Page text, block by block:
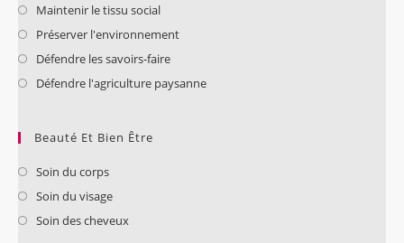
Maintenir le tissu social
Préserver l'environnement
Défendre les savoirs-faire
Défendre l'agriculture paysanne
Beauté Et Bien Être
Soin du corps
Soin du visage
Soin des cheveux